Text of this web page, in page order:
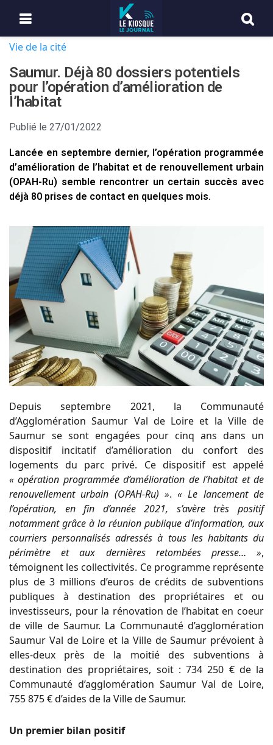
Vie de la cité
Saumur. Déjà 80 dossiers potentiels
pour l’opération d’amélioration de
l’habitat
Publié le 27/01/2022
Lancée en septembre dernier, l’opération programmée
d’amélioration de l’habitat et de renouvellement urbain
(OPAH-Ru) semble rencontrer un certain succès avec
déjà 80 prises de contact en quelques mois.
Depuis septembre 2021, la Communauté
d’Agglomération Saumur Val de Loire et la Ville de
Saumur se sont engagées pour cinq ans dans un
dispositif incitatif d’amélioration du confort des
logements du parc privé. Ce dispositif est appelé
« opération programmée d’amélioration de l’habitat et de
renouvellement urbain (OPAH-Ru) ».« Le lancement de
l’opération, en fin d’année 2021, s’avère très positif
notamment grâce à la réunion publique d’information, aux
courriers personnalisés adressés à tous les habitants du
périmètre et aux dernières retombées presse… »,
témoignent les collectivités. Ce programme représente
plus de 3 millions d’euros de crédits de subventions
publiques à destination des propriétaires et ou
investisseurs, pour la rénovation de l’habitat en coeur
de ville de Saumur. La Communauté d’agglomération
Saumur Val de Loire et la Ville de Saumur prévoient à
elles-deux près de la moitié des subventions à
destination des propriétaires, soit : 734 250 € de la
Communauté d’agglomération Saumur Val de Loire,
755 875 € d’aides de la Ville de Saumur.
Un premier bilan positif